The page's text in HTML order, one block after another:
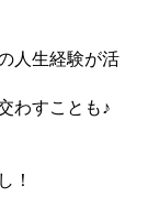
人生経験が活
わすことも♪
！